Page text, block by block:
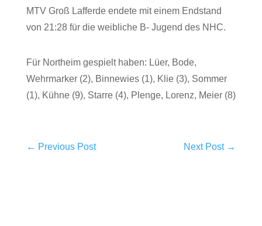
MTV Groß Lafferde endete mit einem Endstand
von 21:28 für die weibliche B- Jugend des NHC.
Für Northeim gespielt haben: Lüer, Bode,
Wehrmarker (2), Binnewies (1), Klie (3), Sommer
(1), Kühne (9), Starre (4), Plenge, Lorenz, Meier (8)
← Previous Post Next Post→